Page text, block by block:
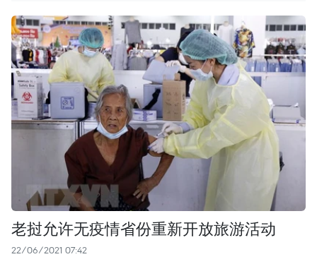
老挝允许无疫情省份重新开放旅游活动
22/06/2021 07:42